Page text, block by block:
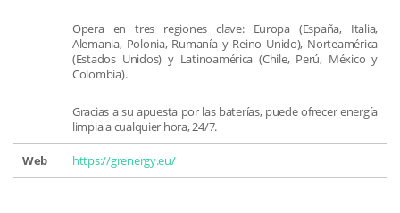
Opera en tres regiones clave: Europa (España, Italia,
Alemania, Polonia, Rumanía y Reino Unido), Norteamérica
(Estados Unidos) y Latinoamérica (Chile, Perú, México y
Colombia).
Gracias a su apuesta por las baterías, puede ofrecer energía
limpia a cualquier hora, 24/7.
Web https://grenergy.eu/